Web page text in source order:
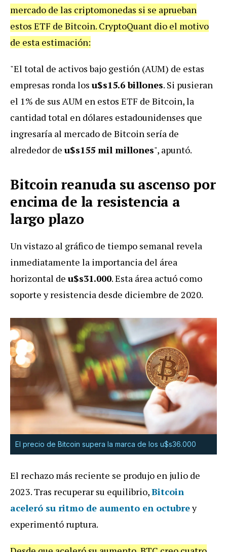
mercado de las criptomonedas si se aprueban
estos ETF de Bitcoin. CryptoQuant dio el motivo
de esta estimación:
"El total de activos bajo gestión (AUM) de estas
empresas ronda los u$s15.6 billones. Si pusieran
el 1% de sus AUM en estos ETF de Bitcoin, la
cantidad total en dólares estadounidenses que
ingresaría al mercado de Bitcoin sería de
alrededor de u$s155 mil millones", apuntó.
Bitcoin reanuda su ascenso por
encima de la resistencia a
largo plazo
Un vistazo al gráfico de tiempo semanal revela
inmediatamente la importancia del área
horizontal de u$s31.000. Esta área actuó como
soporte y resistencia desde diciembre de 2020.
El precio de Bitcoin supera la marca de los u$s36.000
El rechazo más reciente se produjo en julio de
2023. Tras recuperar su equilibrio,Bitcoin
aceleró su ritmo de aumento en octubrey
experimentó ruptura.